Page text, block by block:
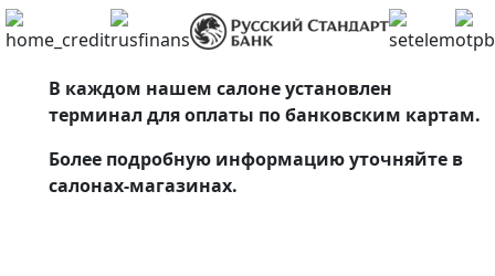
В каждом нашем салоне установлен
терминал для оплаты по банковским картам.
Более подробную информацию уточняйте в
салонах-магазинах.